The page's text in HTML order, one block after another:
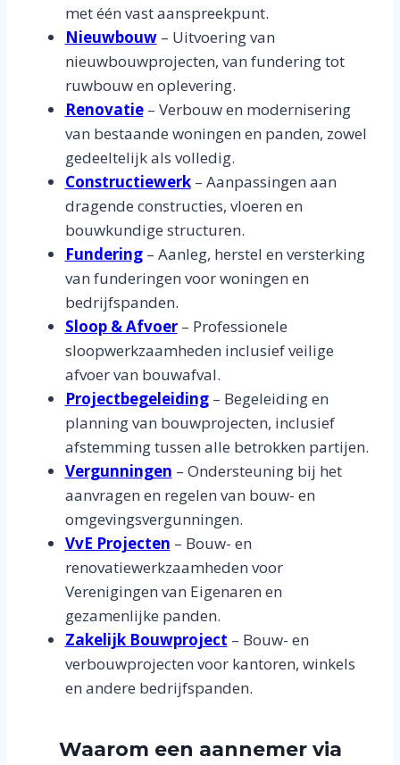
met één vast aanspreekpunt.
Nieuwbouw– Uitvoering van
nieuwbouwprojecten, van fundering tot
ruwbouw en oplevering.
Renovatie– Verbouw en modernisering
van bestaande woningen en panden, zowel
gedeeltelijk als volledig.
Constructiewerk– Aanpassingen aan
dragende constructies, vloeren en
bouwkundige structuren.
Fundering– Aanleg, herstel en versterking
van funderingen voor woningen en
bedrijfspanden.
Sloop & Afvoer– Professionele
sloopwerkzaamheden inclusief veilige
afvoer van bouwafval.
Projectbegeleiding– Begeleiding en
planning van bouwprojecten, inclusief
afstemming tussen alle betrokken partijen.
Vergunningen – Ondersteuning bij het
aanvragen en regelen van bouw- en
omgevingsvergunningen.
VvE Projecten – Bouw- en
renovatiewerkzaamheden voor
Verenigingen van Eigenaren en
gezamenlijke panden.
Zakelijk Bouwproject – Bouw- en
verbouwprojecten voor kantoren, winkels
en andere bedrijfspanden.
Waarom een aannemer via